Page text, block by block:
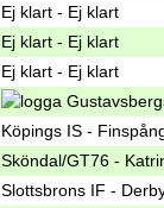
Ej klart - Ej klart
Ej klart - Ej klart
Ej klart - Ej klart
Köpings IS -
Sköndal/GT76 -
Slottsbrons IF -